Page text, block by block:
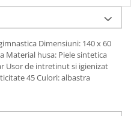
Dimensiuni: 140 x 60
Material husa: Piele sintetica
Usor de intretinut si igienizat
45 Culori: albastra